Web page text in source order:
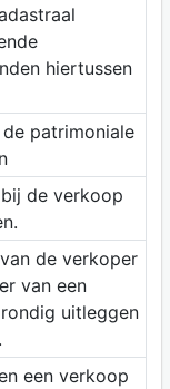
hiertussen
patrimoniale
de verkoop
de verkoper
van een
uitleggen
een verkoop